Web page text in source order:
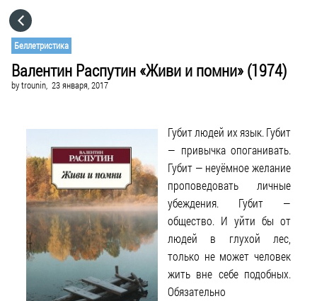
Беллетристика
Валентин Распутин «Живи и помни» (1974)
bytrounin, 23 января, 2017
Губит людей их язык. Губит
— привычка опоганивать.
Губит — неуёмное желание
проповедовать личные
убеждения. Губит —
общество. И уйти бы от
людей в глухой лес,
только не может человек
жить вне себе подобных.
Обязательно
CATEGORIES
VISIT WEBSITE